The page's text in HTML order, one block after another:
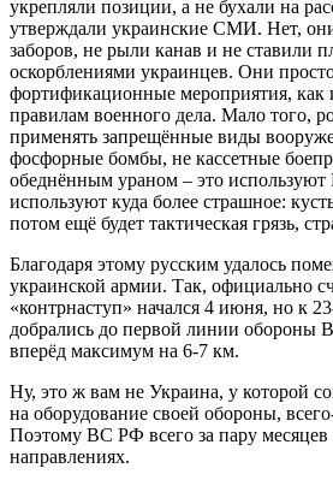
укрепляли позиции, а не бухали на
утверждали украинские СМИ. Нет,
заборов, не рыли канав и не ставили
оскорблениями украинцев. Они
фортификационные мероприятия, как
правилам военного дела. Мало того,
применять запрещённые виды
фосфорные бомбы, не кассетные
обеднённым ураном – это
используют куда более страшное:
потом ещё будет тактическая грязь,
Благодаря этому русским удалось
украинской армии. Так, официально
«контрнаступ» начался 4 июня, но к
добрались до первой линии
вперёд максимум на 6-7 км.
Ну, это ж вам не Украина, у которой
на оборудование своей обороны,
Поэтому ВС РФ всего за пару месяцев
направлениях.